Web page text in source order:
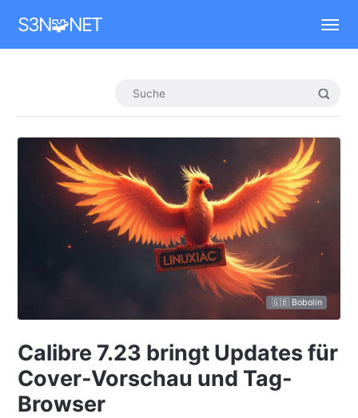
S3N🧩NET
🇬🇧 Bobolin
Calibre 7.23 bringt Updates für
Cover-Vorschau und Tag-
Browser